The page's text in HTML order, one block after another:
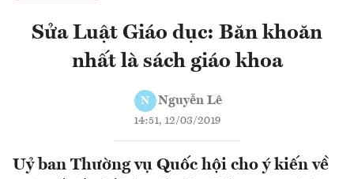
Sửa Luật Giáo dục: Băn khoăn
nhất là sách giáo khoa
N Nguyễn Lê
14:51, 12/03/2019
Uỷ ban Thường vụ Quốc hội cho ý kiến về